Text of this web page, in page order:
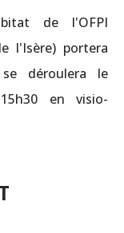
de l'OFPI
l'Isère) portera
déroulera le
en visio-